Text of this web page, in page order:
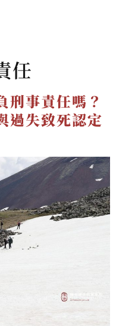
任
刑事責任嗎？
過失致死認定